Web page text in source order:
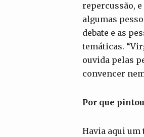
repercussão,
algumas
debate e as
temáticas.
ouvida pelas
convencer
Por que
Havia aqui um